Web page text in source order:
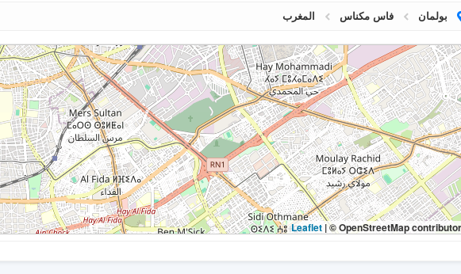
بولمان فاس مكناس المغرب
|© OpenStreetMap